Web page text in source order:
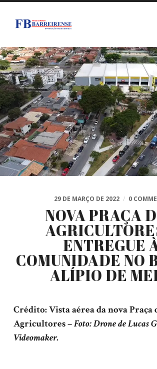
29 DE MARÇO DE 2022 / 0
NOVA PRAÇA
ENTREGUE
COMUNIDADE NO
ALÍPIO DE
Crédito: Vista aérea da nova Praça
Agricultores –Foto: Drone de Lucas
Videomaker.